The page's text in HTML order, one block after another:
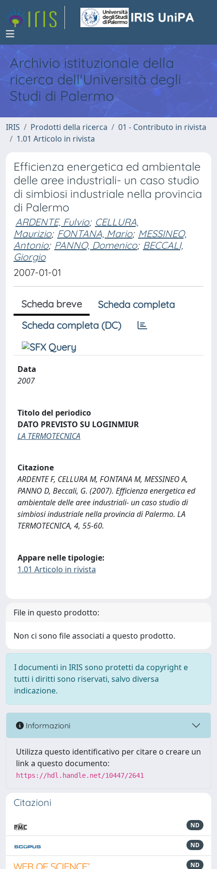
Archivio istituzionale della
ricerca dell'Università degli
Studi di Palermo
IRIS Prodotti della ricerca
01 - Contributo in rivista
1.01 Articolo in rivista
Efficienza energetica ed ambientale
delle aree industriali- un caso studio
di simbiosi industriale nella provincia
di Palermo
ARDENTE, Fulvio; CELLURA,
Maurizio; FONTANA, Mario; MESSINEO,
Antonio; PANNO, Domenico; BECCALI,
Giorgio
2007-01-01
Scheda breve
Scheda completa
Scheda completa (DC)
Data
2007
Titolo del periodico
DATO PREVISTO SU LOGINMIUR
LA TERMOTECNICA
Citazione
ARDENTE F, CELLURA M, FONTANA M, MESSINEO A,
PANNO D, Beccali, G. (2007). Efficienza energetica ed
ambientale delle aree industriali- un caso studio di
simbiosi industriale nella provincia di Palermo. LA
TERMOTECNICA, 4, 55-60.
Appare nelle tipologie:
1.01 Articolo in rivista
File in questo prodotto:
Non ci sono file associati a questo prodotto.
I documenti in IRIS sono protetti da copyright e
tutti i diritti sono riservati, salvo diversa
indicazione.
Informazioni
Utilizza questo identificativo per citare o creare un
link a questo documento:
https://hdl.handle.net/10447/2641
Citazioni
ND
ND
ND